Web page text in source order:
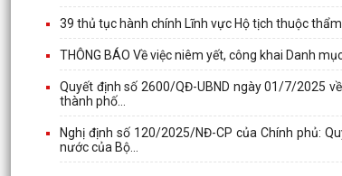
39 thủ tục hành chính Lĩnh vực Hộ tịch thuộc
THÔNG BÁO Về việc niêm yết, công khai Danh
Quyết định số 2600/QĐ-UBND ngày 01/7/2025
thành phố...
Nghị định số 120/2025/NĐ-CP của Chính phủ:
nước của Bộ...